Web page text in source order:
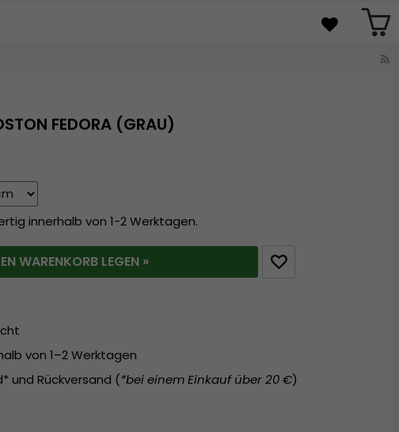
FEDORA (GRAU)
innerhalb von 1-2 Werktagen.
WARENKORB LEGEN »
von 1–2 Werktagen
und Rückversand (*bei einem Einkauf über 20 €)